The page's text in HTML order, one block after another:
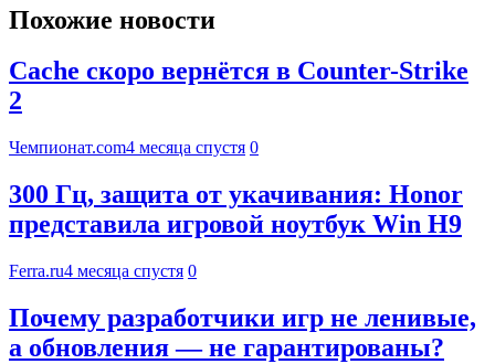
Похожие новости
Cache скоро вернётся в Counter-Strike
2
Чемпионат.com4 месяца спустя 0
300 Гц, защита от укачивания: Honor
представила игровой ноутбук Win H9
Ferra.ru4 месяца спустя 0
Почему разработчики игр не ленивые,
а обновления — не гарантированы?